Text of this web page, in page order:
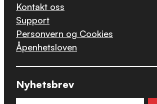
Kontakt oss
Support
Personvern og Cookies
Åpenhetsloven
Nyhetsbrev